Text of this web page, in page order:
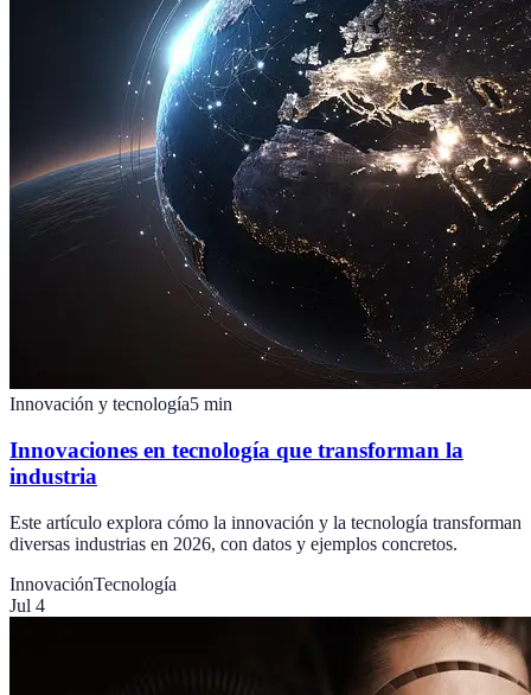
Innovación y tecnología5 min
Innovaciones en tecnología que transforman la
industria
Este artículo explora cómo la innovación y la tecnología transforman
diversas industrias en 2026, con datos y ejemplos concretos.
InnovaciónTecnología
Jul 4